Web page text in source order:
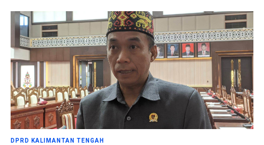
DPRD KALIMANTAN TENGAH